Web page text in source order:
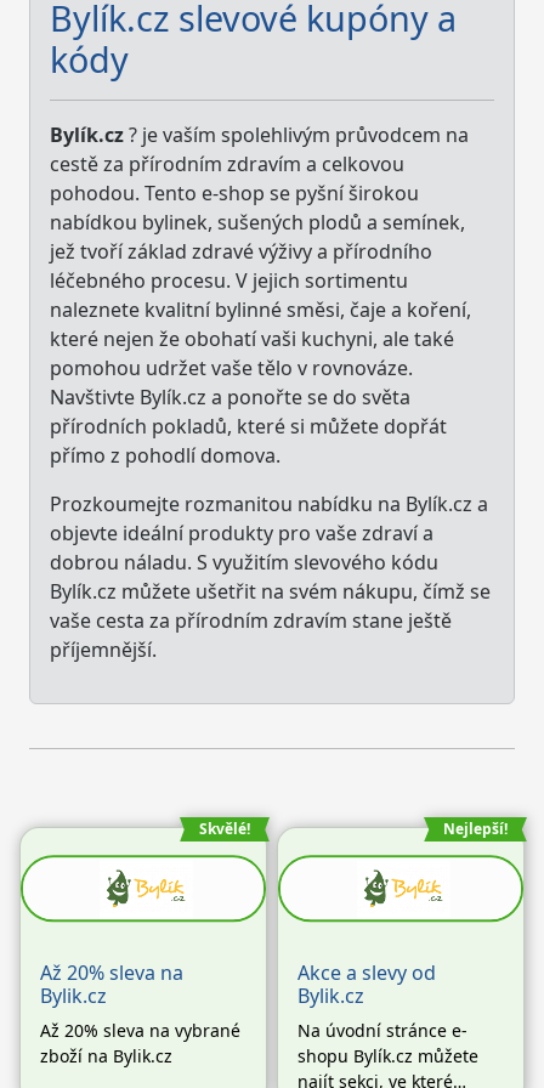
Bylík.cz slevové kupóny a
kódy
Bylík.cz? je vaším spolehlivým průvodcem na
cestě za přírodním zdravím a celkovou
pohodou. Tento e-shop se pyšní širokou
nabídkou bylinek, sušených plodů a semínek,
jež tvoří základ zdravé výživy a přírodního
léčebného procesu. V jejich sortimentu
naleznete kvalitní bylinné směsi, čaje a koření,
které nejen že obohatí vaši kuchyni, ale také
pomohou udržet vaše tělo v rovnováze.
Navštivte Bylík.cz a ponořte se do světa
přírodních pokladů, které si můžete dopřát
přímo z pohodlí domova.
Prozkoumejte rozmanitou nabídku na Bylík.cz a
objevte ideální produkty pro vaše zdraví a
dobrou náladu. S využitím slevového kódu
Bylík.cz můžete ušetřit na svém nákupu, čímž se
vaše cesta za přírodním zdravím stane ještě
příjemnější.
Skvělé!
Až 20% sleva na
Bylik.cz
Až 20% sleva na vybrané
zboží na Bylik.cz
Nejlepší!
Akce a slevy od
Bylik.cz
Na úvodní stránce e-
shopu Bylík.cz můžete
najít sekci, ve které